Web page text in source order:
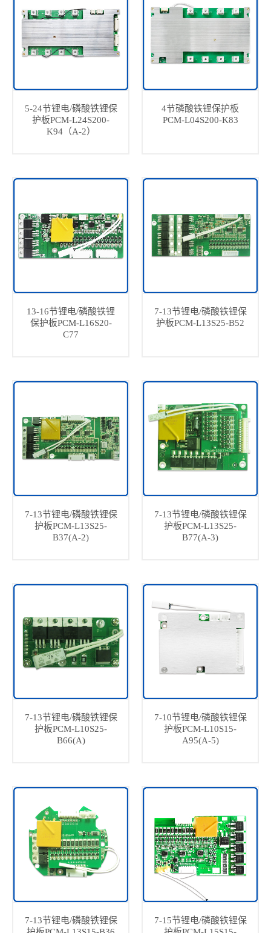
5-24节锂电/磷酸铁锂保
护板PCM-L24S200-
K94（A-2）
4节磷酸铁锂保护板
PCM-L04S200-K83
13-16节锂电/磷酸铁锂
保护板PCM-L16S20-
C77
7-13节锂电/磷酸铁锂保
护板PCM-L13S25-B52
7-13节锂电/磷酸铁锂保
护板PCM-L13S25-
B37(A-2)
7-13节锂电/磷酸铁锂保
护板PCM-L13S25-
B77(A-3)
7-13节锂电/磷酸铁锂保
护板PCM-L10S25-
B66(A)
7-10节锂电/磷酸铁锂保
护板PCM-L10S15-
A95(A-5)
7-13节锂电/磷酸铁锂保
7-15节锂电/磷酸铁锂保